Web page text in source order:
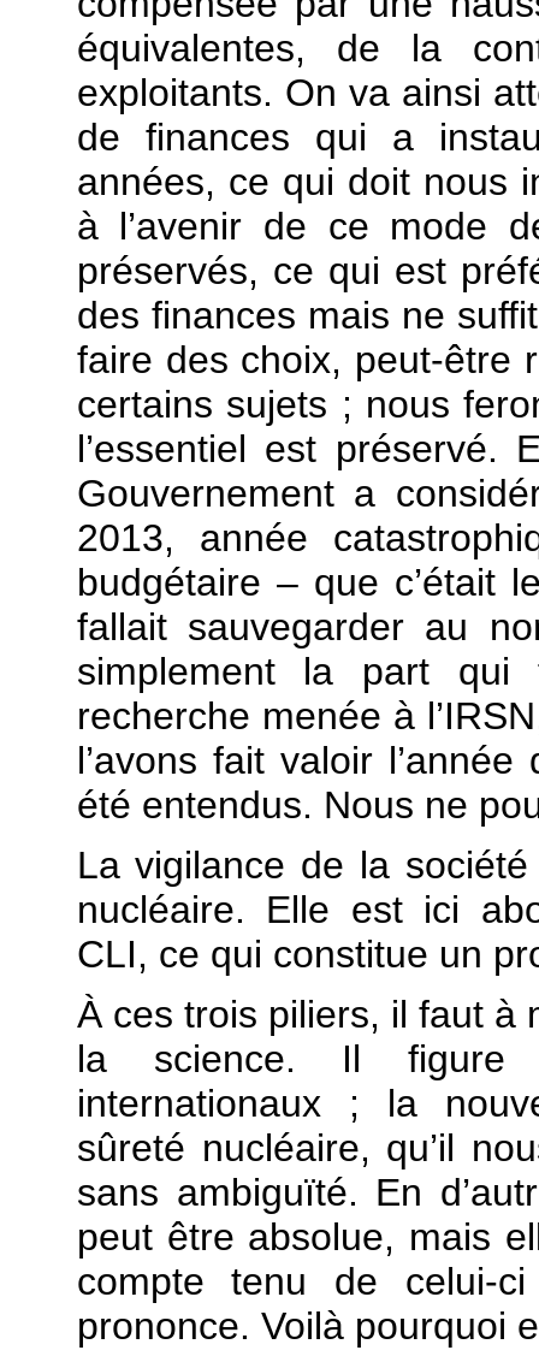
équivalentes, de la
exploitants. On va ainsi
de finances qui a
années, ce qui doit nous
à l’avenir de ce mode
préservés, ce qui est
des finances mais ne
faire des choix, peut-être
certains sujets ; nous
l’essentiel est
Gouvernement a
2013, année
budgétaire – que c’était
fallait sauvegarder au
simplement la part qui
recherche menée à
l’avons fait valoir
été entendus. Nous ne
La vigilance de la
nucléaire. Elle est ici
CLI, ce qui constitue un
À ces trois piliers, il faut à
la science. Il figure
internationaux ; la
sûreté nucléaire, qu’il
sans ambiguïté. En
peut être absolue, mais
compte tenu de celui-
prononce. Voilà pourquoi